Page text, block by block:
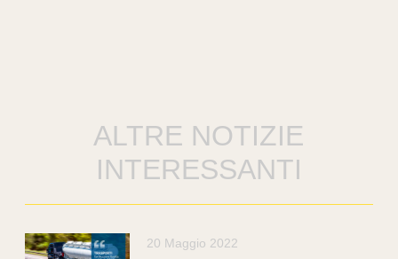
ALTRE NOTIZIE
INTERESSANTI
20 Maggio 2022